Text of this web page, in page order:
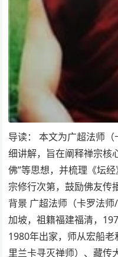
导读： 本文为广超法师
细讲解，旨在阐释禅宗核
佛”等思想，并梳理《坛
宗修行次第，鼓励佛友传
背景 广超法师（卡罗法
加坡，祖籍福建福清，
1980年出家，师从宏船
里兰卡寻灭禅师）、藏传